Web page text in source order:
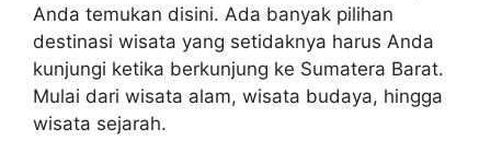
Anda temukan disini. Ada banyak pilihan
destinasi wisata yang setidaknya harus Anda
kunjungi ketika berkunjung ke Sumatera Barat.
Mulai dari wisata alam, wisata budaya, hingga
wisata sejarah.